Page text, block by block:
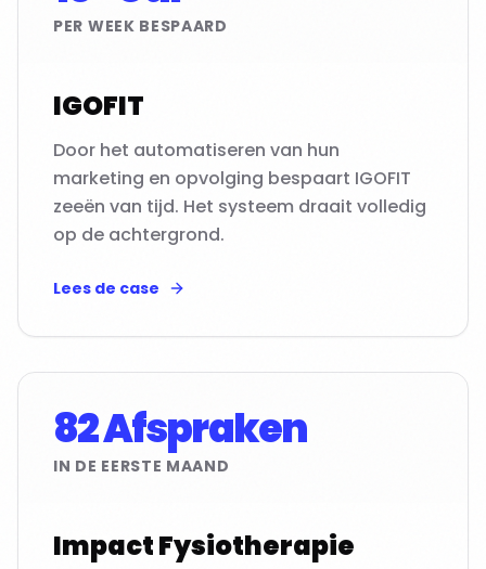
PER WEEK BESPAARD
IGOFIT
Door het automatiseren van hun
marketing en opvolging bespaart IGOFIT
zeeën van tijd. Het systeem draait volledig
op de achtergrond.
Lees de case
82 Afspraken
IN DE EERSTE MAAND
Impact Fysiotherapie